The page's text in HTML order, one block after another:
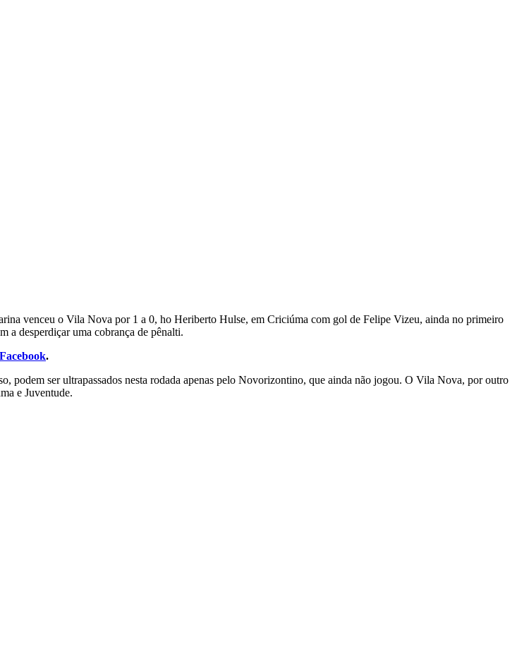
venceu o Vila Nova por 1 a 0, ho Heriberto Hulse, em Criciúma com gol de Felipe Vizeu, ainda no primeiro
a desperdiçar uma cobrança de pênalti.
Facebook.
podem ser ultrapassados nesta rodada apenas pelo Novorizontino, que ainda não jogou. O Vila Nova, por outro
e Juventude.